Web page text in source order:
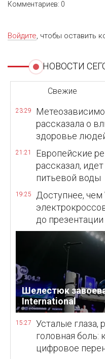
Комментариев: 0
Войдите, чтобы оставить
НОВОСТИ
Свежие
23:29
рассказала о
здоровье
21:21
Европейские
рассказал,
питьевой воды
19:25
Доступнее, чем
до
Шелестюк
International
15:27
Усталые глаза,
головная боль:
цифровое